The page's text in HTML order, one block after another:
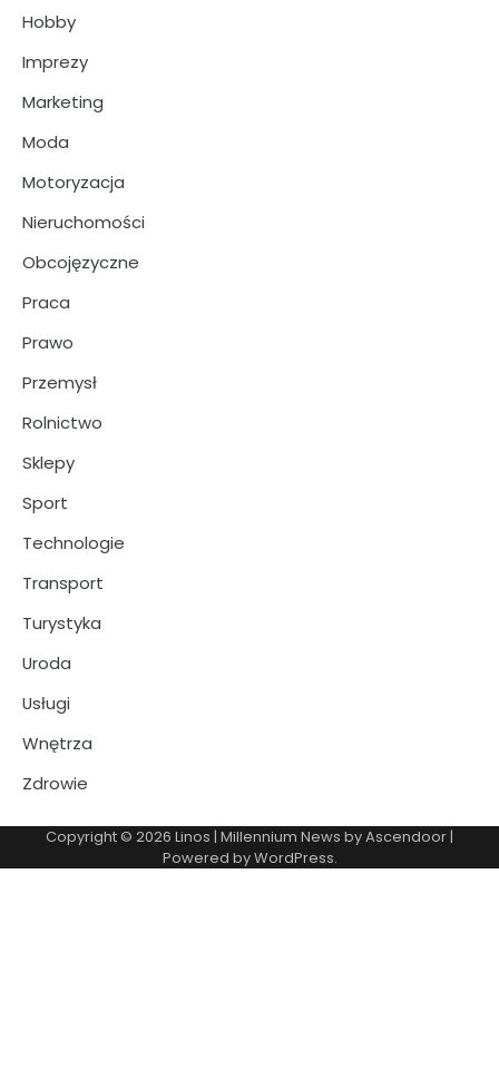
Hobby
Imprezy
Marketing
Moda
Motoryzacja
Nieruchomości
Obcojęzyczne
Praca
Prawo
Przemysł
Rolnictwo
Sklepy
Sport
Technologie
Transport
Turystyka
Uroda
Usługi
Wnętrza
Zdrowie
Copyright © 2026 Linos | Millennium News byAscendoor|
Powered byWordPress.